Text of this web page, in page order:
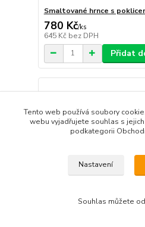
Smaltované hrnce s
780 Kč/ks
645 Kč bez DPH
Přidat
Tento web používá soubory
webu vyjadřujete souhlas s
podkategorii
Nastavení
Souhlas můžete